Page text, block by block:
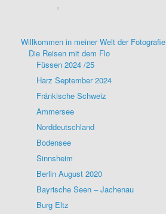
Willkommen in meiner Welt der Fotografie
Die Reisen mit dem Flo
Füssen 2024 /25
Harz September 2024
Fränkische Schweiz
Ammersee
Norddeutschland
Bodensee
Sinnsheim
Berlin August 2020
Bayrische Seen – Jachenau
Burg Eltz